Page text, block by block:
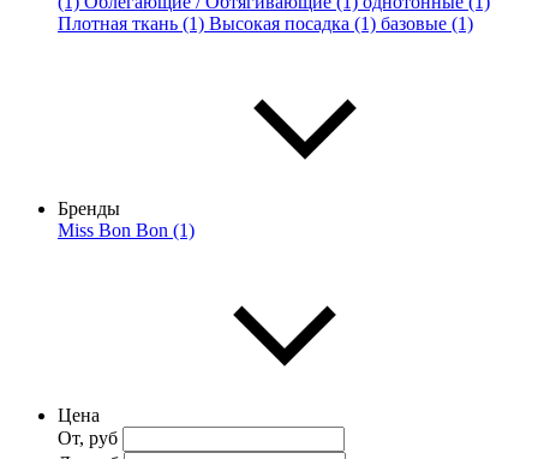
Плотная ткань (1) Высокая посадка (1) базовые (1)
Бренды
Miss Bon Bon (1)
Цена
От, руб